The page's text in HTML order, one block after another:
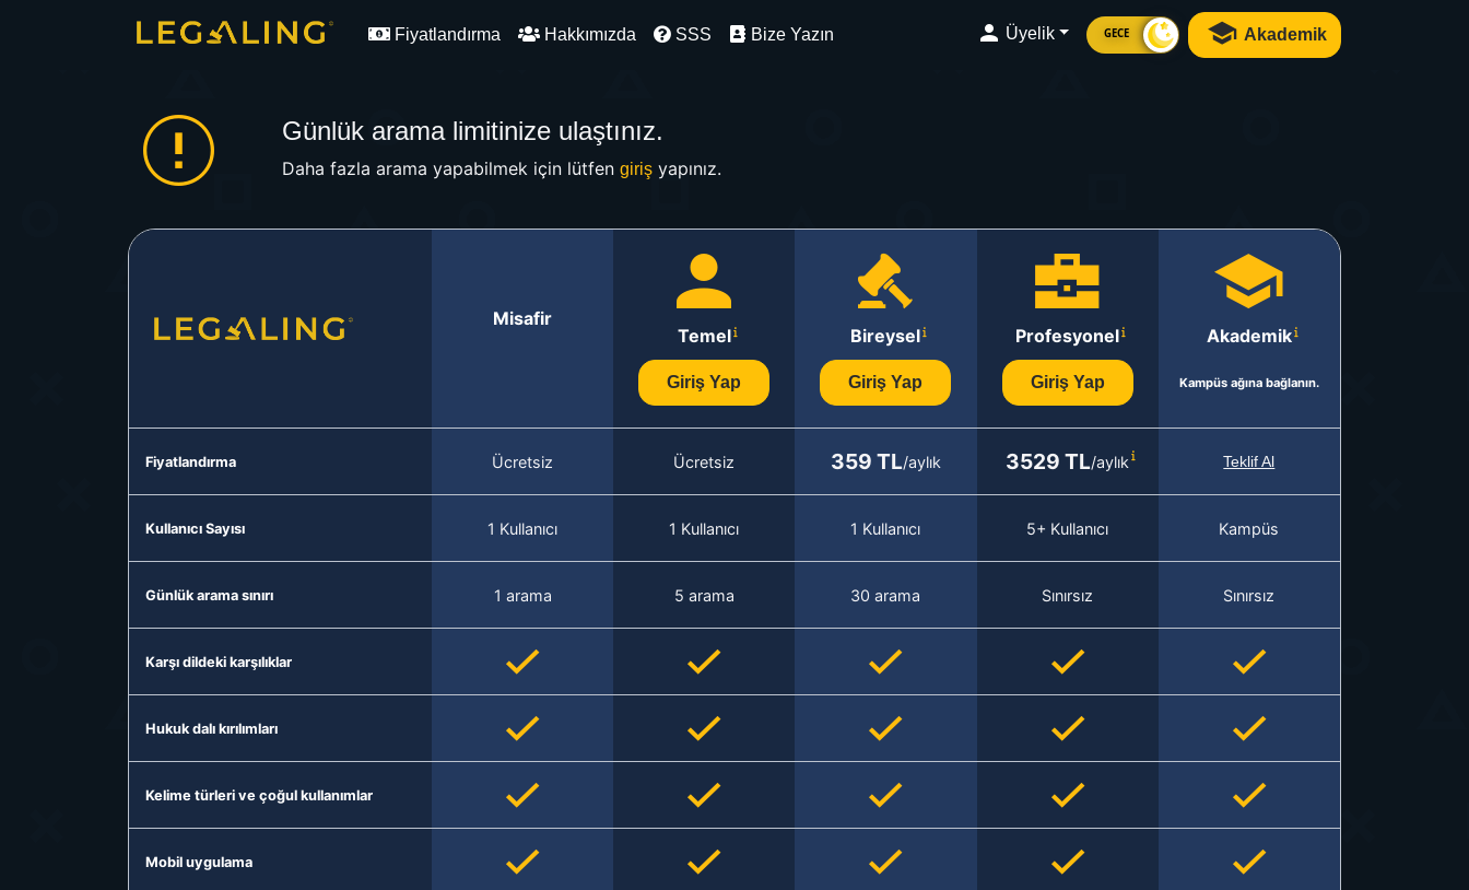
Fiyatlandırma Hakkımızda SSS Bize Yazın Üyelik GECE Akademik
Günlük arama limitinize ulaştınız.
Daha fazla arama yapabilmek için lütfen girişyapınız.
Misafir
Temel
Giriş Yap
Bireysel
Giriş Yap
Profesyonel
Giriş Yap
Akademik
Kampüs ağına bağlanın.
Fiyatlandırma Ücretsiz Ücretsiz 359 TL/aylık 3529 TL/aylık Teklif Al
Kullanıcı Sayısı 1 Kullanıcı 1 Kullanıcı 1 Kullanıcı 5+ Kullanıcı Kampüs
Günlük arama sınırı 1 arama 5 arama 30 arama Sınırsız Sınırsız
Karşı dildeki karşılıklar
Hukuk dalı kırılımları
Kelime türleri ve çoğul kullanımlar
Mobil uygulama